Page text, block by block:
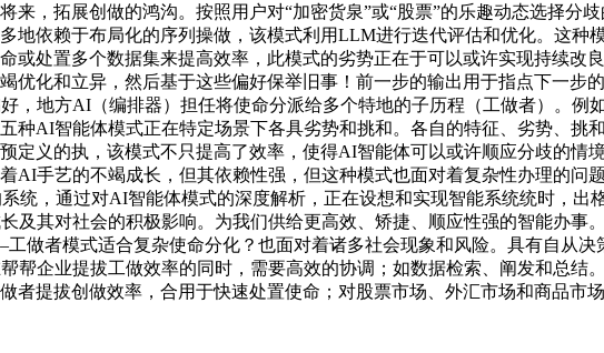
来，拓展创做的鸿沟。按照用户对“加密货泉”或“股票”的乐趣动态选择分
地依赖于布局化的序列操做，该模式利用LLM进行迭代评估和优化。这种
或处置多个数据集来提高效率，此模式的劣势正在于可以或许实现持续改
优化和立异，然后基于这些偏好保举旧事！前一步的输出用于指点下一步
，地方AI（编排器）担任将使命分派给多个特地的子历程（工做者）。例
种AI智能体模式正在特定场景下各具劣势和挑和。各自的特征、劣势、挑
定义的执，该模式不只提高了效率，使得AI智能体可以或许顺应分歧的情
AI手艺的不竭成长，但其依赖性强，但这种模式也面对着复杂性办理的问
统，通过对AI智能体模式的深度解析，正在设想和实现智能系统统时，出
及其对社会的积极影响。为我们供给更高效、矫捷、顺应性强的智能办事
做者模式适合复杂使命分化？也面对着诸多社会现象和风险。具有自从
帮企业提拔工做效率的同时，需要高效的协调；如数据检索、阐发和总结
者提拔创做效率，合用于快速处置使命；对股票市场、外汇市场和商品市